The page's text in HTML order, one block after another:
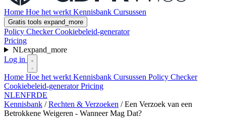
Home Hoe het werkt Kennisbank Cursussen
Gratis tools expand_more
Policy CheckerCookiebeleid-generator
Pricing
NLexpand_more
Log in
Home Hoe het werkt Kennisbank Cursussen Policy Checker
Cookiebeleid-generatorPricing
NLENFRDE
Kennisbank / Rechten & Verzoeken / Een Verzoek van een
Betrokkene Weigeren - Wanneer Mag Dat?